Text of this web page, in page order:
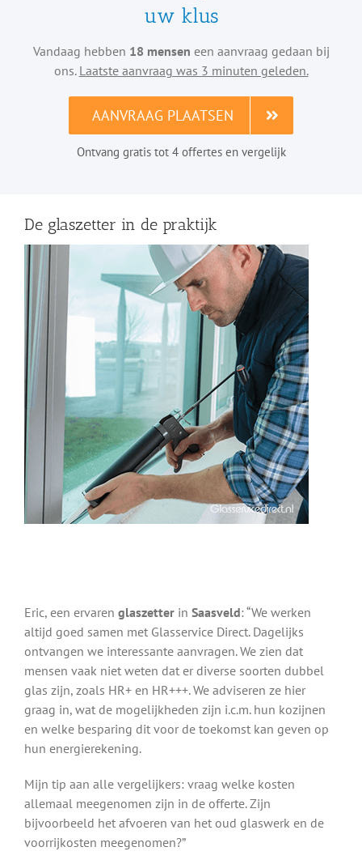
uw klus
Vandaag hebben 18 mensen een aanvraag gedaan bij
ons. Laatste aanvraag was 3 minuten geleden.
AANVRAAG PLAATSEN
Ontvang gratis tot 4 offertes en vergelijk
De glaszetter in de praktijk
Eric, een ervaren glaszetter in Saasveld: “We werken
altijd goed samen met Glasservice Direct. Dagelijks
ontvangen we interessante aanvragen. We zien dat
mensen vaak niet weten dat er diverse soorten dubbel
glas zijn, zoals HR+ en HR+++. We adviseren ze hier
graag in, wat de mogelijkheden zijn i.c.m. hun kozijnen
en welke besparing dit voor de toekomst kan geven op
hun energierekening.
Mijn tip aan alle vergelijkers: vraag welke kosten
allemaal meegenomen zijn in de offerte. Zijn
bijvoorbeeld het afvoeren van het oud glaswerk en de
voorrijkosten meegenomen?”